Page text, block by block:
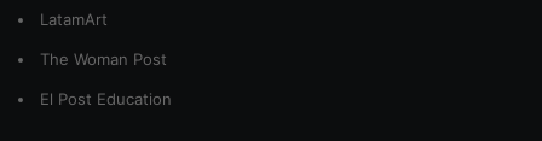
LatamArt
The Woman Post
El Post Education